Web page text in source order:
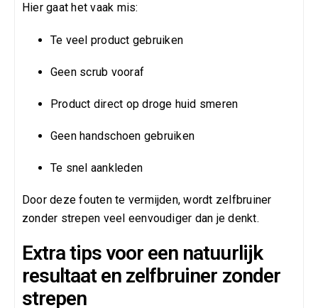
Hier gaat het vaak mis:
Te veel product gebruiken
Geen scrub vooraf
Product direct op droge huid smeren
Geen handschoen gebruiken
Te snel aankleden
Door deze fouten te vermijden, wordt zelfbruiner
zonder strepen veel eenvoudiger dan je denkt.
Extra tips voor een natuurlijk
resultaat en zelfbruiner zonder
strepen